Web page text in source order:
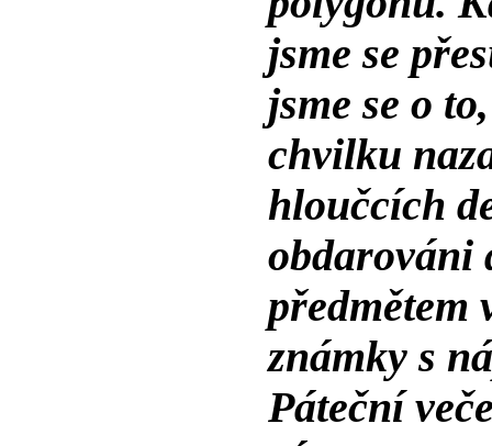
jsme se
jsme se o
chvilku
hloučcích
obdarováni
předmětem
známky s
Páteční